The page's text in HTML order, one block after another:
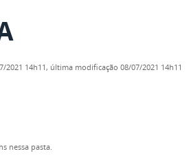
2021 14h11, última modificação 08/07/2021 14h11
nessa pasta.